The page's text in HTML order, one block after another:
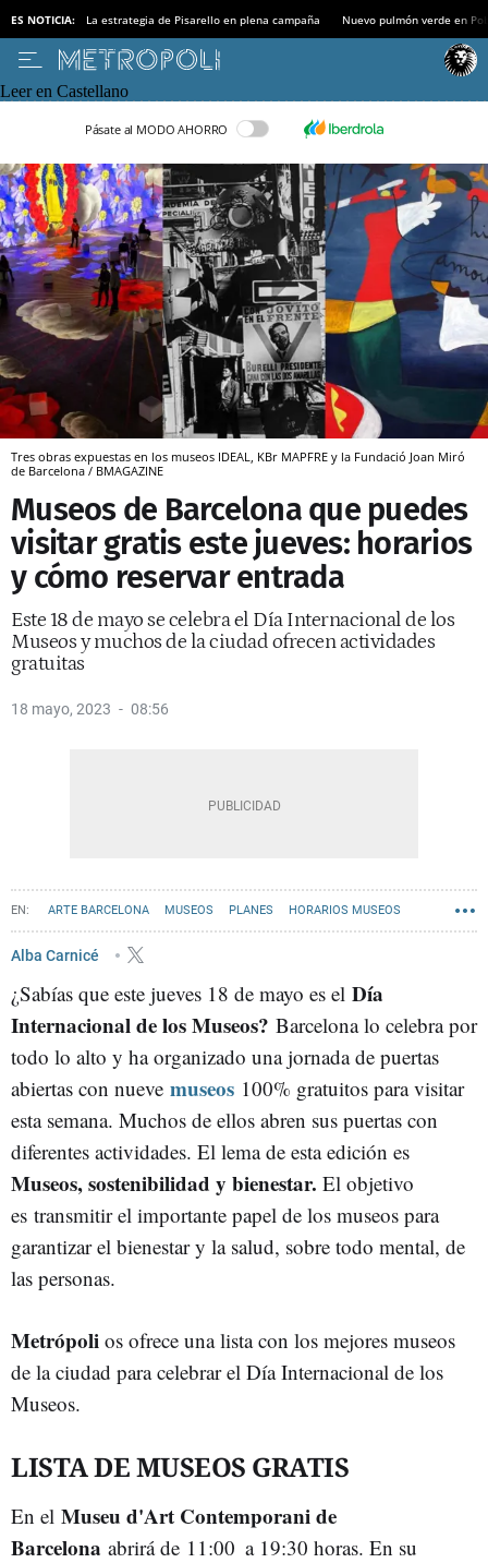
ES NOTICIA: La estrategia de Pisarello en plena campaña Nuevo pulmón verde en
Leer en Castellano
Pásate al MODO AHORRO
Tres obras expuestas en los museos IDEAL, KBr MAPFRE y la Fundació Joan Miró
de Barcelona / BMAGAZINE
Museos de Barcelona que puedes
visitar gratis este jueves: horarios
y cómo reservar entrada
Este 18 de mayo se celebra el Día Internacional de los
Museos y muchos de la ciudad ofrecen actividades
gratuitas
18 mayo, 2023 08:56
ARTE BARCELONA MUSEOS PLANES HORARIOS MUSEOS
Alba Carnicé
¿Sabías que este jueves 18 de mayo es el Día
Internacional de los Museos? Barcelona lo celebra por
todo lo alto y ha organizado una jornada de puertas
abiertas con nueve museos 100% gratuitos para visitar
esta semana. Muchos de ellos abren sus puertas con
diferentes actividades. El lema de esta edición es
Museos, sostenibilidad y bienestar. El objetivo
es transmitir el importante papel de los museos para
garantizar el bienestar y la salud, sobre todo mental, de
las personas.
Metrópoli os ofrece una lista con los mejores museos
de la ciudad para celebrar el Día Internacional de los
Museos.
LISTA DE MUSEOS GRATIS
En el Museu d'Art Contemporani de
Barcelona abrirá de 11:00 a 19:30 horas. En su